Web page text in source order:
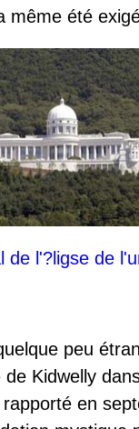
été
de l'?ligse de
peu
Kidwelly
en